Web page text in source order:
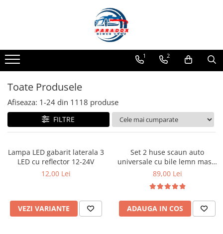
ACCESORII AUTO
Abtibild / Sticker Auto
Baby on Board
Limitare de viteza
Semn incepator
Accesorii Curatare Auto
Accesorii Sezon Rece
Banda Reflectorizanta
1 2
Toate Produsele
Afiseaza: 1-24 din 1118 produse
FILTRE
Lampa LED gabarit laterala 3
LED cu reflector 12-24V
12,00 Lei
VEZI VARIANTE
Set 2 huse scaun auto
universale cu bile lemn masaj
128x40 cm
89,00 Lei
ADAUGA IN COS